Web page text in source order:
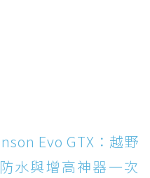
Evo GTX：越野
水與增高神器一次